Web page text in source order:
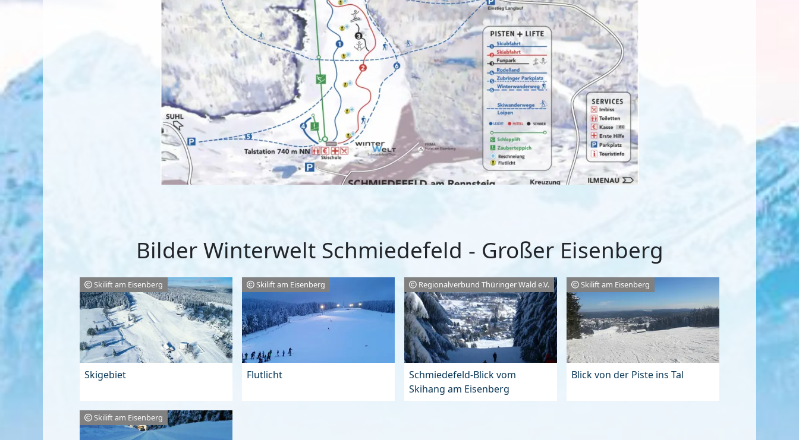
Bilder Winterwelt Schmiedefeld - Großer Eisenberg
Skilift am Eisenberg
Skigebiet
Skilift am Eisenberg
Flutlicht
Regionalverbund Thüringer Wald e.V.
Schmiedefeld-Blick vom
Skihang am Eisenberg
Skilift am Eisenberg
Blick von der Piste ins Tal
Skilift am Eisenberg